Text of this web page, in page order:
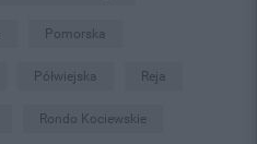
Pomorska
Półwiejska Reja
Rondo Kociewskie